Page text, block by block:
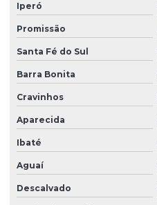
Iperó
Promissão
Santa Fé do Sul
Barra Bonita
Cravinhos
Aparecida
Ibaté
Aguaí
Descalvado